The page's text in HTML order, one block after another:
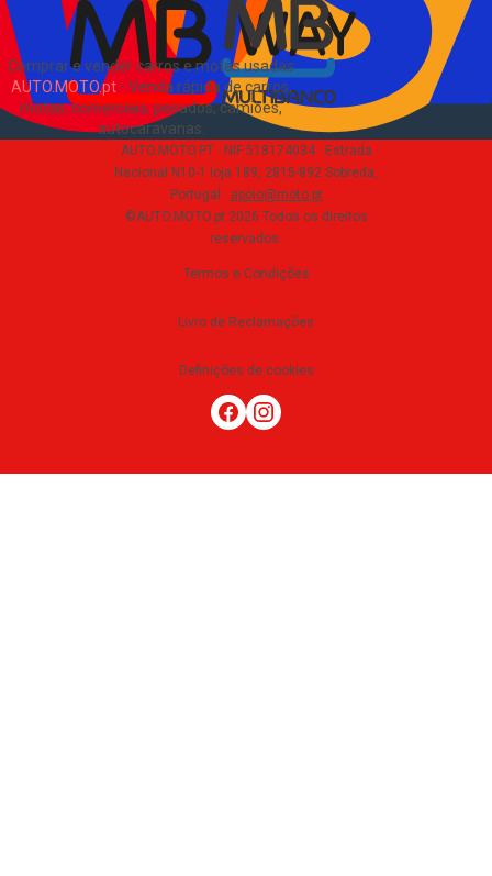
Comprar e vender carros e motas usadas
AUTO.MOTO.pt- Venda rápida de carros,
motas, comerciais, pesados, camiões,
autocaravanas.
AUTO.MOTO.PT · NIF 518174034 · Estrada
Nacional N10-1 loja 189, 2815-892 Sobreda,
Portugal · apoio@moto.pt
©AUTO.MOTO.pt 2026 Todos os direitos
reservados.
Termos e Condições
Livro de Reclamações
Definições de cookies